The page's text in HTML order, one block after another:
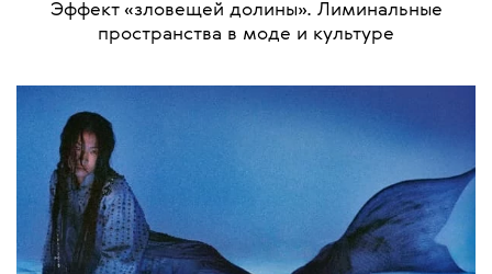
Эффект «зловещей долины». Лиминальные
пространства в моде и культуре